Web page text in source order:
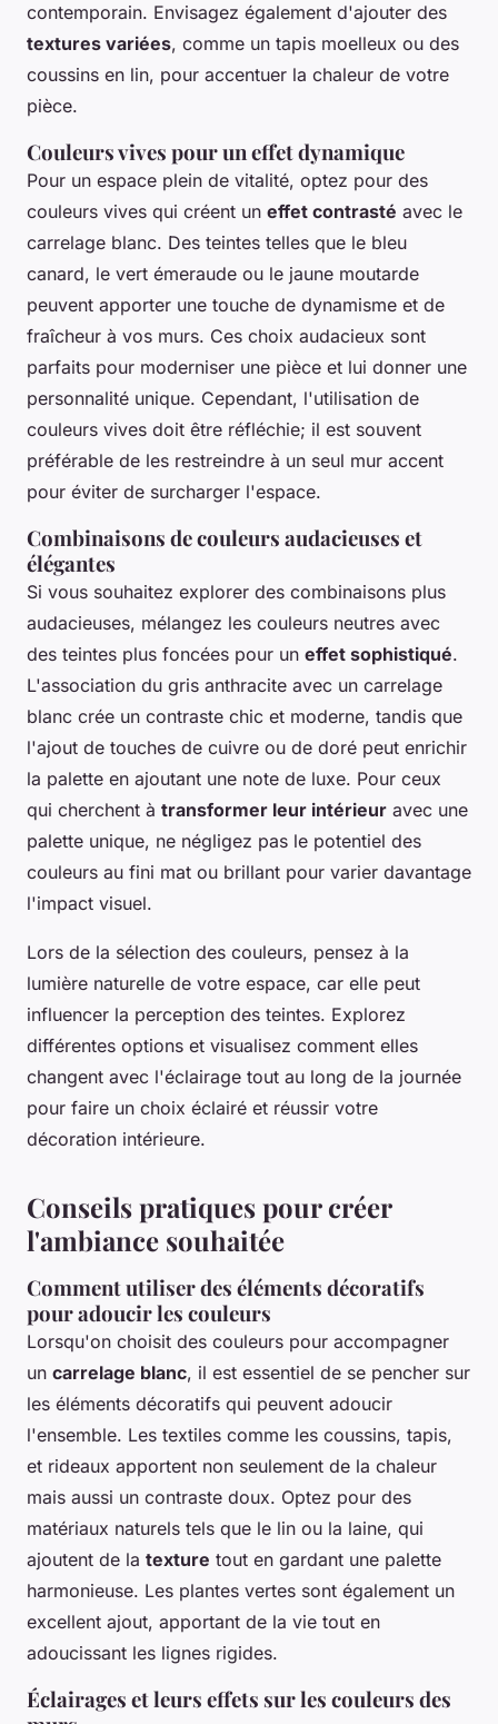
contemporain. Envisagez également d'ajouter des
textures variées, comme un tapis moelleux ou des
coussins en lin, pour accentuer la chaleur de votre
pièce.
Couleurs vives pour un effet dynamique
Pour un espace plein de vitalité, optez pour des
couleurs vives qui créent un effet contrasté avec le
carrelage blanc. Des teintes telles que le bleu
canard, le vert émeraude ou le jaune moutarde
peuvent apporter une touche de dynamisme et de
fraîcheur à vos murs. Ces choix audacieux sont
parfaits pour moderniser une pièce et lui donner une
personnalité unique. Cependant, l'utilisation de
couleurs vives doit être réfléchie; il est souvent
préférable de les restreindre à un seul mur accent
pour éviter de surcharger l'espace.
Combinaisons de couleurs audacieuses et
élégantes
Si vous souhaitez explorer des combinaisons plus
audacieuses, mélangez les couleurs neutres avec
des teintes plus foncées pour un effet sophistiqué.
L'association du gris anthracite avec un carrelage
blanc crée un contraste chic et moderne, tandis que
l'ajout de touches de cuivre ou de doré peut enrichir
la palette en ajoutant une note de luxe. Pour ceux
qui cherchent à transformer leur intérieur avec une
palette unique, ne négligez pas le potentiel des
couleurs au fini mat ou brillant pour varier davantage
l'impact visuel.
Lors de la sélection des couleurs, pensez à la
lumière naturelle de votre espace, car elle peut
influencer la perception des teintes. Explorez
différentes options et visualisez comment elles
changent avec l'éclairage tout au long de la journée
pour faire un choix éclairé et réussir votre
décoration intérieure.
Conseils pratiques pour créer
l'ambiance souhaitée
Comment utiliser des éléments décoratifs
pour adoucir les couleurs
Lorsqu'on choisit des couleurs pour accompagner
un carrelage blanc, il est essentiel de se pencher sur
les éléments décoratifs qui peuvent adoucir
l'ensemble. Les textiles comme les coussins, tapis,
et rideaux apportent non seulement de la chaleur
mais aussi un contraste doux. Optez pour des
matériaux naturels tels que le lin ou la laine, qui
ajoutent de la texture tout en gardant une palette
harmonieuse. Les plantes vertes sont également un
excellent ajout, apportant de la vie tout en
adoucissant les lignes rigides.
Éclairages et leurs effets sur les couleurs des